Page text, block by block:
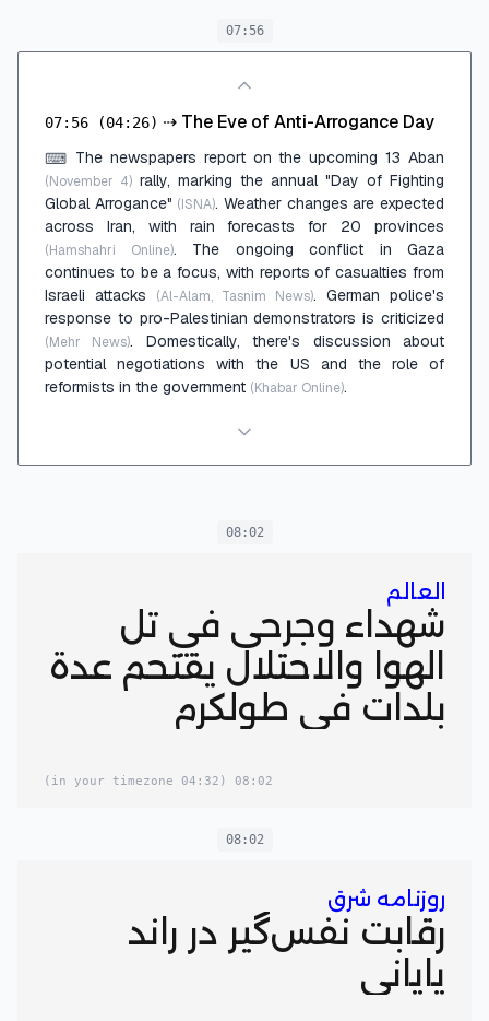
07:56
07:56 (04:26) ⇢ The Eve of Anti-Arrogance Day
⌨ The newspapers report on the upcoming 13 Aban
(November 4) rally, marking the annual "Day of Fighting
Global Arrogance" (ISNA). Weather changes are expected
across Iran, with rain forecasts for 20 provinces
(Hamshahri Online). The ongoing conflict in Gaza
continues to be a focus, with reports of casualties from
Israeli attacks
(Al-Alam, Tasnim News). German police's
response to pro-Palestinian demonstrators is criticized
(Mehr News). Domestically, there's discussion about
potential negotiations with the US and the role of
reformists in the government (Khabar Online).
08:02
العالم
شهداء وجرحى في تل
الهوا والاحتلال يقتحم عدة
بلدات في طولكرم
08:02
(04:32 in your timezone)
08:02
روزنامه شرق
رقابت نفس‌گیر در راند
پایانی